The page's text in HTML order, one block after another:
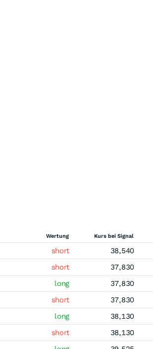
Wertung Kurs bei Signal
short 38,540
short 37,830
long 37,830
short 37,830
long 38,130
short 38,130